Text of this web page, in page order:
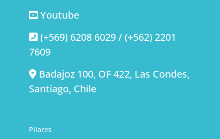
Youtube
(+569) 6208 6029 / (+562) 2201
7609
Badajoz 100, OF 422, Las Condes,
Santiago, Chile
Pilares